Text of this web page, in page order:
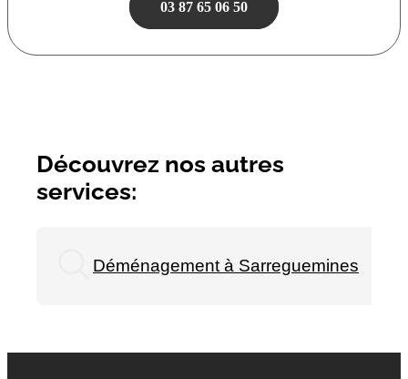
03 87 65 06 50
Découvrez nos autres
services:
Déménagement à Sarreguemines